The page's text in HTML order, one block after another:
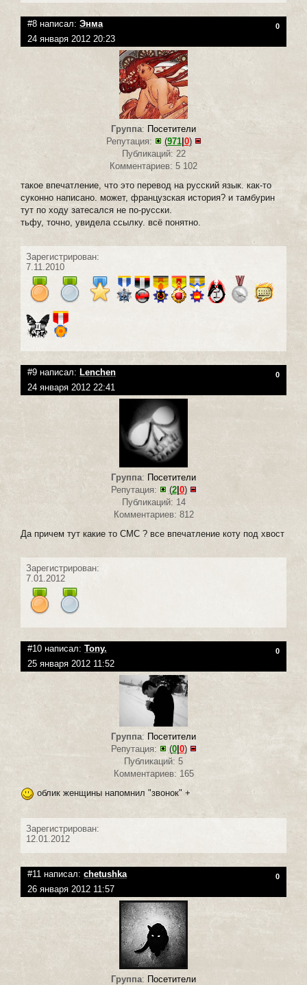
#8 написал: Энма 0
24 января 2012 20:23
Группа: Посетители
Репутация:
(971| 0)
Публикаций: 22
Комментариев: 5 102
такое впечатление, что это перевод на русский язык. как-то
суконно написано. может, французская история? и тамбурин
тут по ходу затесался не по-русски.
тьфу, точно, увидела ссылку. всё понятно.
Зарегистрирован:
7.11.2010
#9 написал: Lenchen 0
24 января 2012 22:41
Группа: Посетители
Репутация:
(2| 0)
Публикаций: 14
Комментариев: 812
Да причем тут какие то СМС ? все впечатление коту под хвост
Зарегистрирован:
7.01.2012
#10 написал: Tony. 0
25 января 2012 11:52
Группа: Посетители
Репутация:
(0| 0)
Публикаций: 5
Комментариев: 165
облик женщины напомнил "звонок" +
Зарегистрирован:
12.01.2012
#11 написал: chetushka 0
26 января 2012 11:57
Группа: Посетители